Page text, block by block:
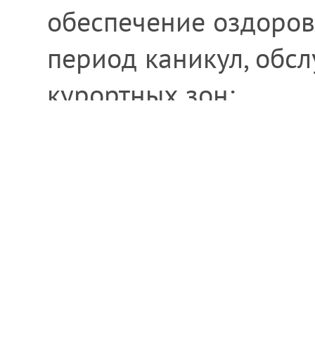
обеспечение
период каникул,
курортных зон;